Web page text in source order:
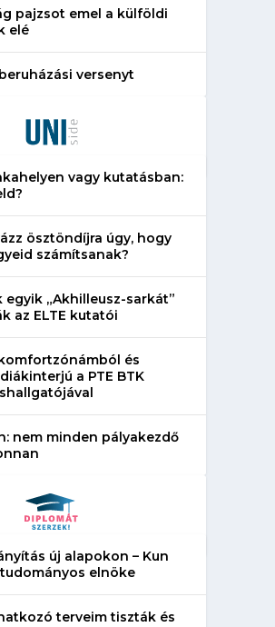
pajzsot emel a külföldi
elé
versenyt
vagy kutatásban:
ösztöndíjra úgy, hogy
számítsanak?
„Akhilleusz-sarkát”
az ELTE kutatói
és
a PTE BTK
nem minden pályakezdő
új alapokon – Kun
tudományos elnöke
terveim tiszták és